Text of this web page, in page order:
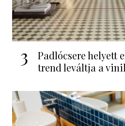
3
Padlócsere helyett
trend leváltja a